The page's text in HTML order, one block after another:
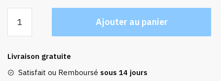
Sac
Couchage
Duvet
Ajouter au panier
Livraison gratuite
Satisfait ou Remboursé sous 14 jours